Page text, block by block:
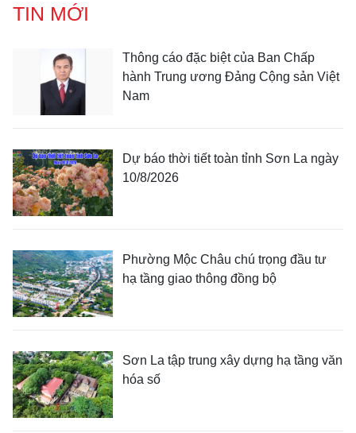
TIN MỚI
Thông cáo đặc biệt của Ban Chấp
hành Trung ương Đảng Cộng sản Việt
Nam
Dự báo thời tiết toàn tỉnh Sơn La ngày
10/8/2026
Phường Mộc Châu chú trọng đầu tư
hạ tầng giao thông đồng bộ
Sơn La tập trung xây dựng hạ tầng văn
hóa số